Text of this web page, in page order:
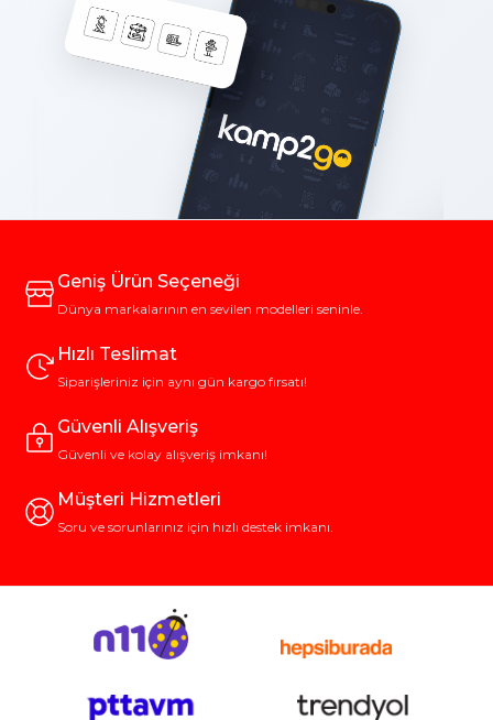
Geniş Ürün Seçeneği
Dünya markalarının en sevilen modelleri seninle.
Hızlı Teslimat
Siparişleriniz için aynı gün kargo fırsatı!
Güvenli Alışveriş
Güvenli ve kolay alışveriş imkanı!
Müşteri Hizmetleri
Soru ve sorunlarınız için hızlı destek imkanı.